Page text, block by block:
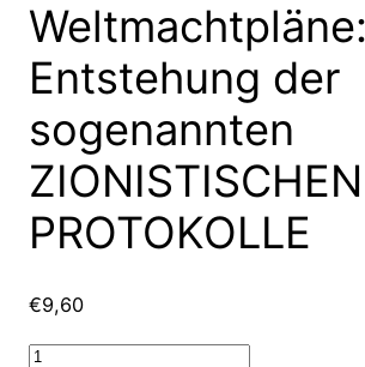
Entstehung der
sogenannten
ZIONISTISCHEN
PROTOKOLLE
€9,60
Weltmachtpläne: